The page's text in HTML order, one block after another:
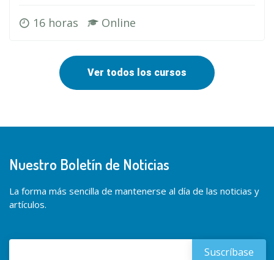
16 horas Online
Ver todos los cursos
Nuestro Boletín de Noticias
La forma más sencilla de mantenerse al día de las noticias y
artículos.